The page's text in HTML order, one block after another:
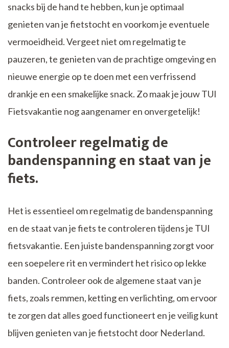
snacks bij de hand te hebben, kun je optimaal
genieten van je fietstocht en voorkom je eventuele
vermoeidheid. Vergeet niet om regelmatig te
pauzeren, te genieten van de prachtige omgeving en
nieuwe energie op te doen met een verfrissend
drankje en een smakelijke snack. Zo maak je jouw TUI
Fietsvakantie nog aangenamer en onvergetelijk!
Controleer regelmatig de
bandenspanning en staat van je
fiets.
Het is essentieel om regelmatig de bandenspanning
en de staat van je fiets te controleren tijdens je TUI
fietsvakantie. Een juiste bandenspanning zorgt voor
een soepelere rit en vermindert het risico op lekke
banden. Controleer ook de algemene staat van je
fiets, zoals remmen, ketting en verlichting, om ervoor
te zorgen dat alles goed functioneert en je veilig kunt
blijven genieten van je fietstocht door Nederland.